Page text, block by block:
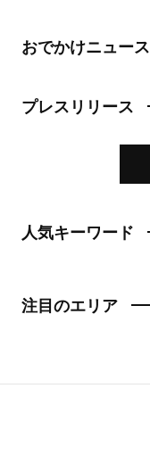
おでかけニュース
プレスリリース
人気キーワード
注目のエリア